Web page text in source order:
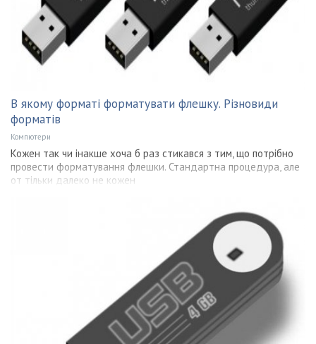
В якому форматі форматувати флешку. Різновиди
форматів
Компютери
Кожен так чи інакше хоча б раз стикався з тим, що потрібно
провести форматування флешки. Стандартна процедура, але
от тільки далеко не кожен